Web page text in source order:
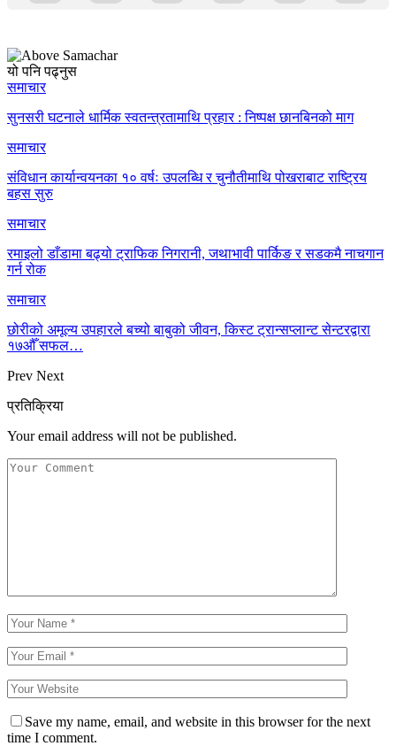
यो पनि पढ्नुस
समाचार
सुनसरी घटनाले धार्मिक स्वतन्त्रतामाथि प्रहार : निष्पक्ष छानबिनको माग
समाचार
संविधान कार्यान्वयनका १० वर्षः उपलब्धि र चुनौतीमाथि पोखराबाट राष्ट्रिय
बहस सुरु
समाचार
रमाइलो डाँडामा बढ्यो ट्राफिक निगरानी, जथाभावी पार्किङ र सडकमै नाचगान
गर्न रोक
समाचार
छोरीको अमूल्य उपहारले बच्यो बाबुको जीवन, किस्ट ट्रान्सप्लान्ट सेन्टरद्वारा
१७औँ सफल…
Prev Next
प्रतिक्रिया
Your email address will not be published.
Save my name, email, and website in this browser for the next
time I comment.